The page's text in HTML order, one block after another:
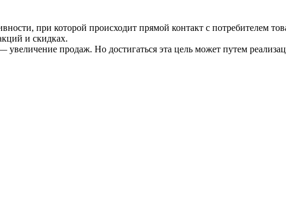
при которой происходит прямой контакт с потребителем
и скидках.
продаж. Но достигаться эта цель может путем